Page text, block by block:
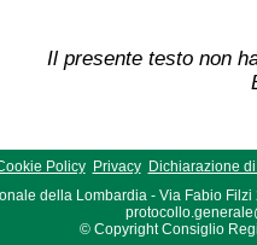
Il presente testo non
Policy Privacy
Dichiarazione
della Lombardia - Via Fabio Filzi
© Copyright Consiglio